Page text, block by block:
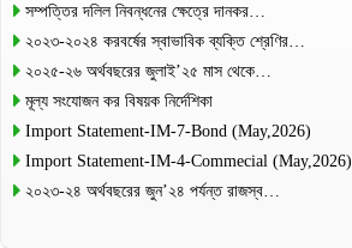
সম্পত্তির দলিল নিবন্ধনের ক্ষেত্রে দানকর…
২০২৩-২০২৪ করবর্ষের স্বাভাবিক ব্যক্তি শ্রেণির…
২০২৫-২৬ অর্থবছরের জুলাই’২৫ মাস থেকে…
মূল্য সংযোজন কর বিষয়ক নির্দেশিকা
Import Statement-IM-7-Bond (May,2026)
Import Statement-IM-4-Commecial (May,2026)
২০২৩-২৪ অর্থবছরের জুন’২৪ পর্যন্ত রাজস্ব…